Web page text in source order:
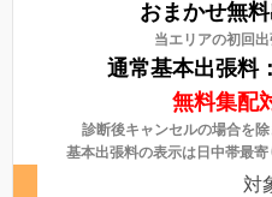
おまかせ無
当エリアの初回出
通常基本出張料
無料集配
診断後キャンセルの場合を
基本出張料の表示は日中帯最寄
対